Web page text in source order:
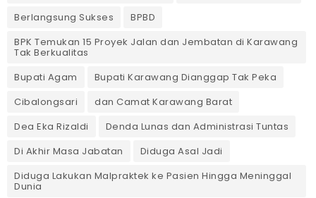
Berlangsung Sukses
BPBD
BPK Temukan 15 Proyek Jalan dan Jembatan di Karawang
Tak Berkualitas
Bupati Agam
Bupati Karawang Dianggap Tak Peka
Cibalongsari
dan Camat Karawang Barat
Dea Eka Rizaldi
Denda Lunas dan Administrasi Tuntas
‎Di Akhir Masa Jabatan
Diduga Asal Jadi
Diduga Lakukan Malpraktek ke Pasien Hingga Meninggal
Dunia